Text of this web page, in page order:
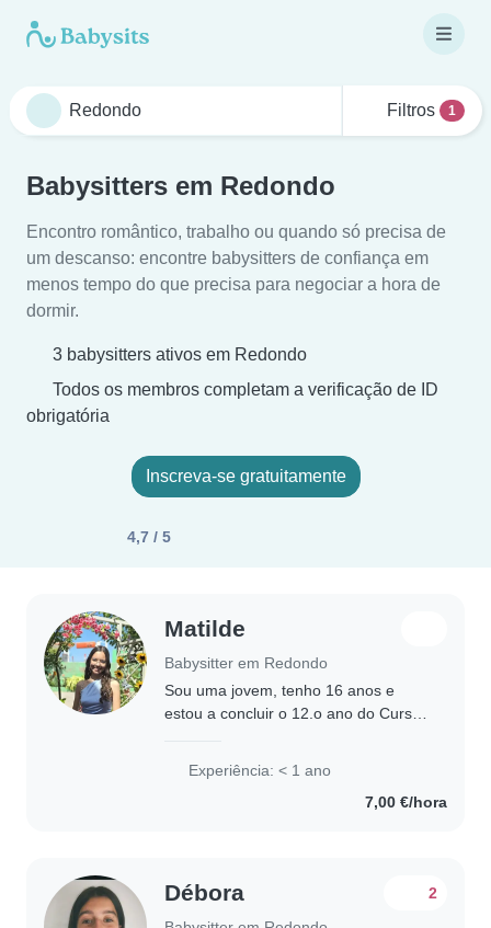
Filtros 1
Babysitters em Redondo
Encontro romântico, trabalho ou quando só precisa de
um descanso: encontre babysitters de confiança em
menos tempo do que precisa para negociar a hora de
dormir.
3 babysitters ativos em Redondo
Todos os membros completam a verificação de ID
obrigatória
Inscreva-se gratuitamente
4,7 / 5
Matilde
Babysitter em Redondo
Sou uma jovem, tenho 16 anos e
estou a concluir o 12.o ano do Curso
carinhosa, cuidadosa e dedicada.
Experiência: < 1 ano
7,00 €/hora
Débora 2